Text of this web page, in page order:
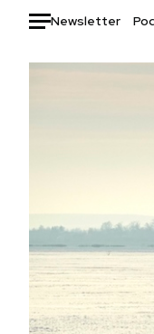
Newsletter
Tecnologia
Internet
Scienza
Cultura